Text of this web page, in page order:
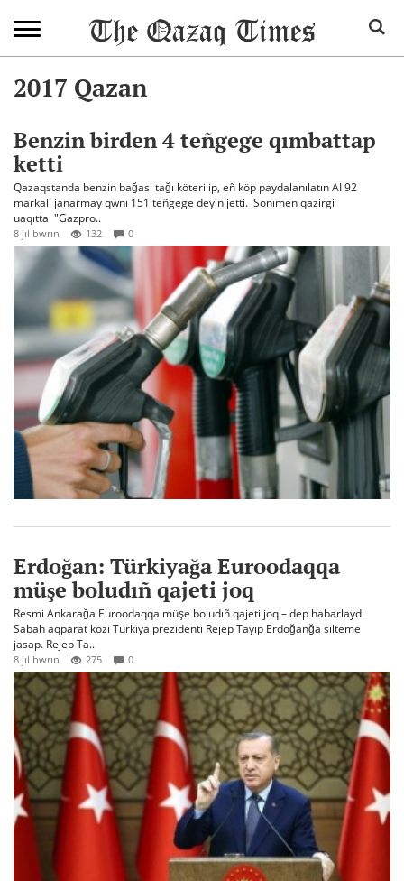
2017 Qazan
Benzin birden 4 teñgege qımbattap
ketti
Qazaqstanda benzin bağası tağı köterilip, eñ köp paydalanılatın AI 92
markalı janarmay qwnı 151 teñgege deyin jetti. Sonımen qazirgi
uaqıtta "Gazpro..
8 jıl bwrın 132 0
Erdoğan: Türkiyağa Euroodaqqa
müşe boludıñ qajeti joq
Resmi Ankarağa Euroodaqqa müşe boludıñ qajeti joq – dep habarlaydı
Sabah aqparat közi Türkiya prezidenti Rejep Tayıp Erdoğanğa silteme
jasap. Rejep Ta..
8 jıl bwrın 275 0